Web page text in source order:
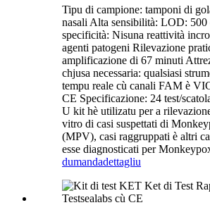
Tipu di campione: tamponi di
nasali Alta sensibilità: LOD:
specificità: Nisuna reattività
agenti patogeni Rilevazione
amplificazione di 67 minuti
chjusa necessaria: qualsiasi
tempu reale cù canali FAM è
CE Specificazione: 24 test/
U kit hè utilizatu per a
vitro di casi suspettati di
(MPV), casi raggruppati è altri
esse diagnosticati per
dumandadettagliu